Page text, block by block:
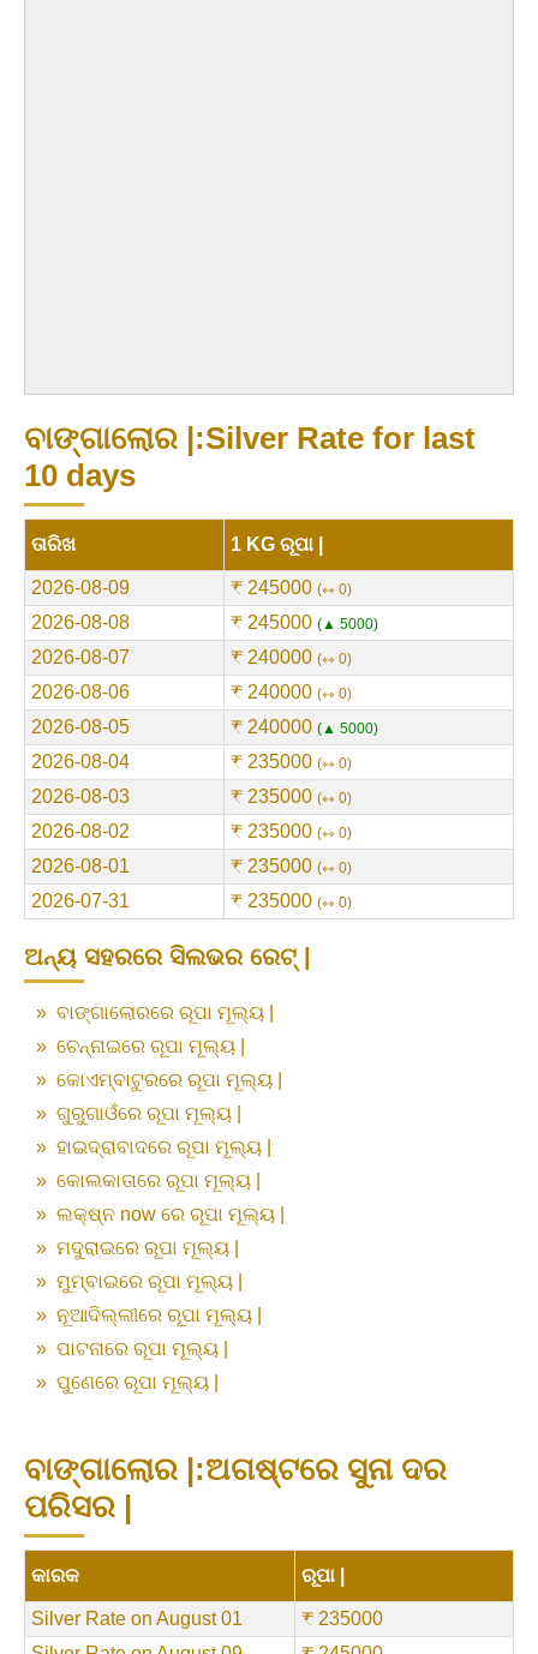
ବାଙ୍ଗାଲୋର |:Silver Rate for last
10 days
ତାରିଖ 1 KG ରୂପା |
2026-08-09 ₹ 245000 ⇿ 0
2026-08-08 ₹ 245000 ▲ 5000
2026-08-07 ₹ 240000 ⇿ 0
2026-08-06 ₹ 240000 ⇿ 0
2026-08-05 ₹ 240000 ▲ 5000
2026-08-04 ₹ 235000 ⇿ 0
2026-08-03 ₹ 235000 ⇿ 0
2026-08-02 ₹ 235000 ⇿ 0
2026-08-01 ₹ 235000 ⇿ 0
2026-07-31 ₹ 235000 ⇿ 0
ଅନ୍ୟ ସହରରେ ସିଲଭର ରେଟ୍ |
» ବାଙ୍ଗାଲୋରରେ ରୂପା ମୂଲ୍ୟ |
» ଚେନ୍ନାଇରେ ରୂପା ମୂଲ୍ୟ |
» କୋଏମ୍ବାଟୁରରେ ରୂପା ମୂଲ୍ୟ |
» ଗୁରୁଗାଓଁରେ ରୂପା ମୂଲ୍ୟ |
» ହାଇଦ୍ରାବାଦରେ ରୂପା ମୂଲ୍ୟ |
» କୋଲକାତାରେ ରୂପା ମୂଲ୍ୟ |
» ଲକ୍ଷ୍ନ now ରେ ରୂପା ମୂଲ୍ୟ |
» ମଦୁରାଇରେ ରୂପା ମୂଲ୍ୟ |
» ମୁମ୍ବାଇରେ ରୂପା ମୂଲ୍ୟ |
» ନୂଆଦିଲ୍ଲୀରେ ରୂପା ମୂଲ୍ୟ |
» ପାଟନାରେ ରୂପା ମୂଲ୍ୟ |
» ପୁଣେରେ ରୂପା ମୂଲ୍ୟ |
ବାଙ୍ଗାଲୋର |:ଅଗଷ୍ଟରେ ସୁନା ଦର
ପରିସର |
କାରକ ରୂପା |
Silver Rate on August 01
₹ 235000